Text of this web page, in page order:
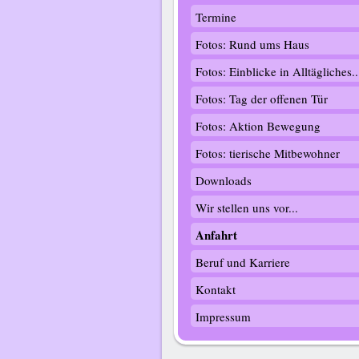
Termine
Fotos: Rund ums Haus
Fotos: Einblicke in
Fotos: Tag der offenen Tür
Fotos: Aktion Bewegung
Fotos: tierische Mitbewohner
Downloads
Wir stellen uns vor...
Anfahrt
Beruf und Karriere
Kontakt
Impressum